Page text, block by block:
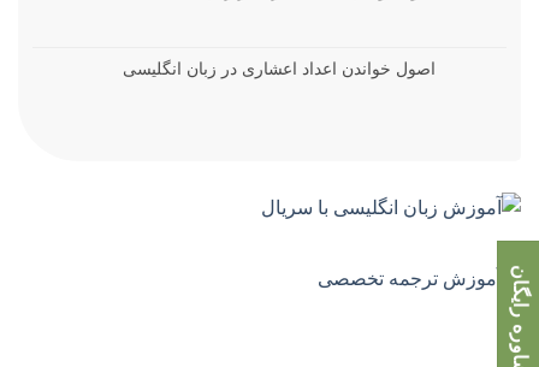
اصول خواندن اعداد اعشاری در زبان انگلیسی
مشاوره رایگان